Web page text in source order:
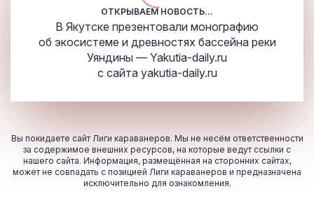
ОТКРЫВАЕМ НОВОСТЬ...
В Якутске презентовали монографию
об экосистеме и древностях бассейна реки
Уяндины — Yakutia-daily.ru
с сайта yakutia-daily.ru
Вы покидаете сайт Лиги караванеров. Мы не несём ответственности
за содержимое внешних ресурсов, на которые ведут ссылки с
нашего сайта. Информация, размещённая на сторонних сайтах,
может не совпадать с позицией Лиги караванеров и предназначена
исключительно для ознакомления.